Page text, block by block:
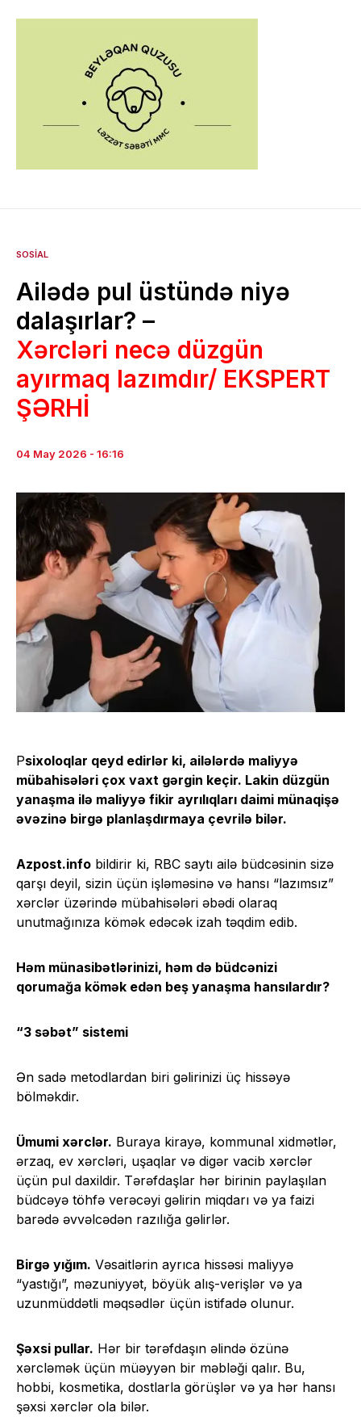
SOSIAL
Ailədə pul üstündə niyə
dalaşırlar? –
Xərcləri necə düzgün
ayırmaq lazımdır/ EKSPERT
ŞƏRHİ
04 May 2026 - 16:16
Psixoloqlar qeyd edirlər ki, ailələrdə maliyyə
mübahisələri çox vaxt gərgin keçir. Lakin düzgün
yanaşma ilə maliyyə fikir ayrılıqları daimi münaqişə
əvəzinə birgə planlaşdırmaya çevrilə bilər.
Azpost.info bildirir ki, RBC saytı ailə büdcəsinin sizə
qarşı deyil, sizin üçün işləməsinə və hansı “lazımsız”
xərclər üzərində mübahisələri əbədi olaraq
unutmağınıza kömək edəcək izah təqdim edib.
Həm münasibətlərinizi, həm də büdcənizi
qorumağa kömək edən beş yanaşma hansılardır?
“3 səbət” sistemi
Ən sadə metodlardan biri gəlirinizi üç hissəyə
bölməkdir.
Ümumi xərclər. Buraya kirayə, kommunal xidmətlər,
ərzaq, ev xərcləri, uşaqlar və digər vacib xərclər
üçün pul daxildir. Tərəfdaşlar hər birinin paylaşılan
büdcəyə töhfə verəcəyi gəlirin miqdarı və ya faizi
barədə əvvəlcədən razılığa gəlirlər.
Birgə yığım. Vəsaitlərin ayrıca hissəsi maliyyə
“yastığı”, məzuniyyət, böyük alış-verişlər və ya
uzunmüddətli məqsədlər üçün istifadə olunur.
Şəxsi pullar. Hər bir tərəfdaşın əlində özünə
xərcləmək üçün müəyyən bir məbləği qalır. Bu,
hobbi, kosmetika, dostlarla görüşlər və ya hər hansı
şəxsi xərclər ola bilər.